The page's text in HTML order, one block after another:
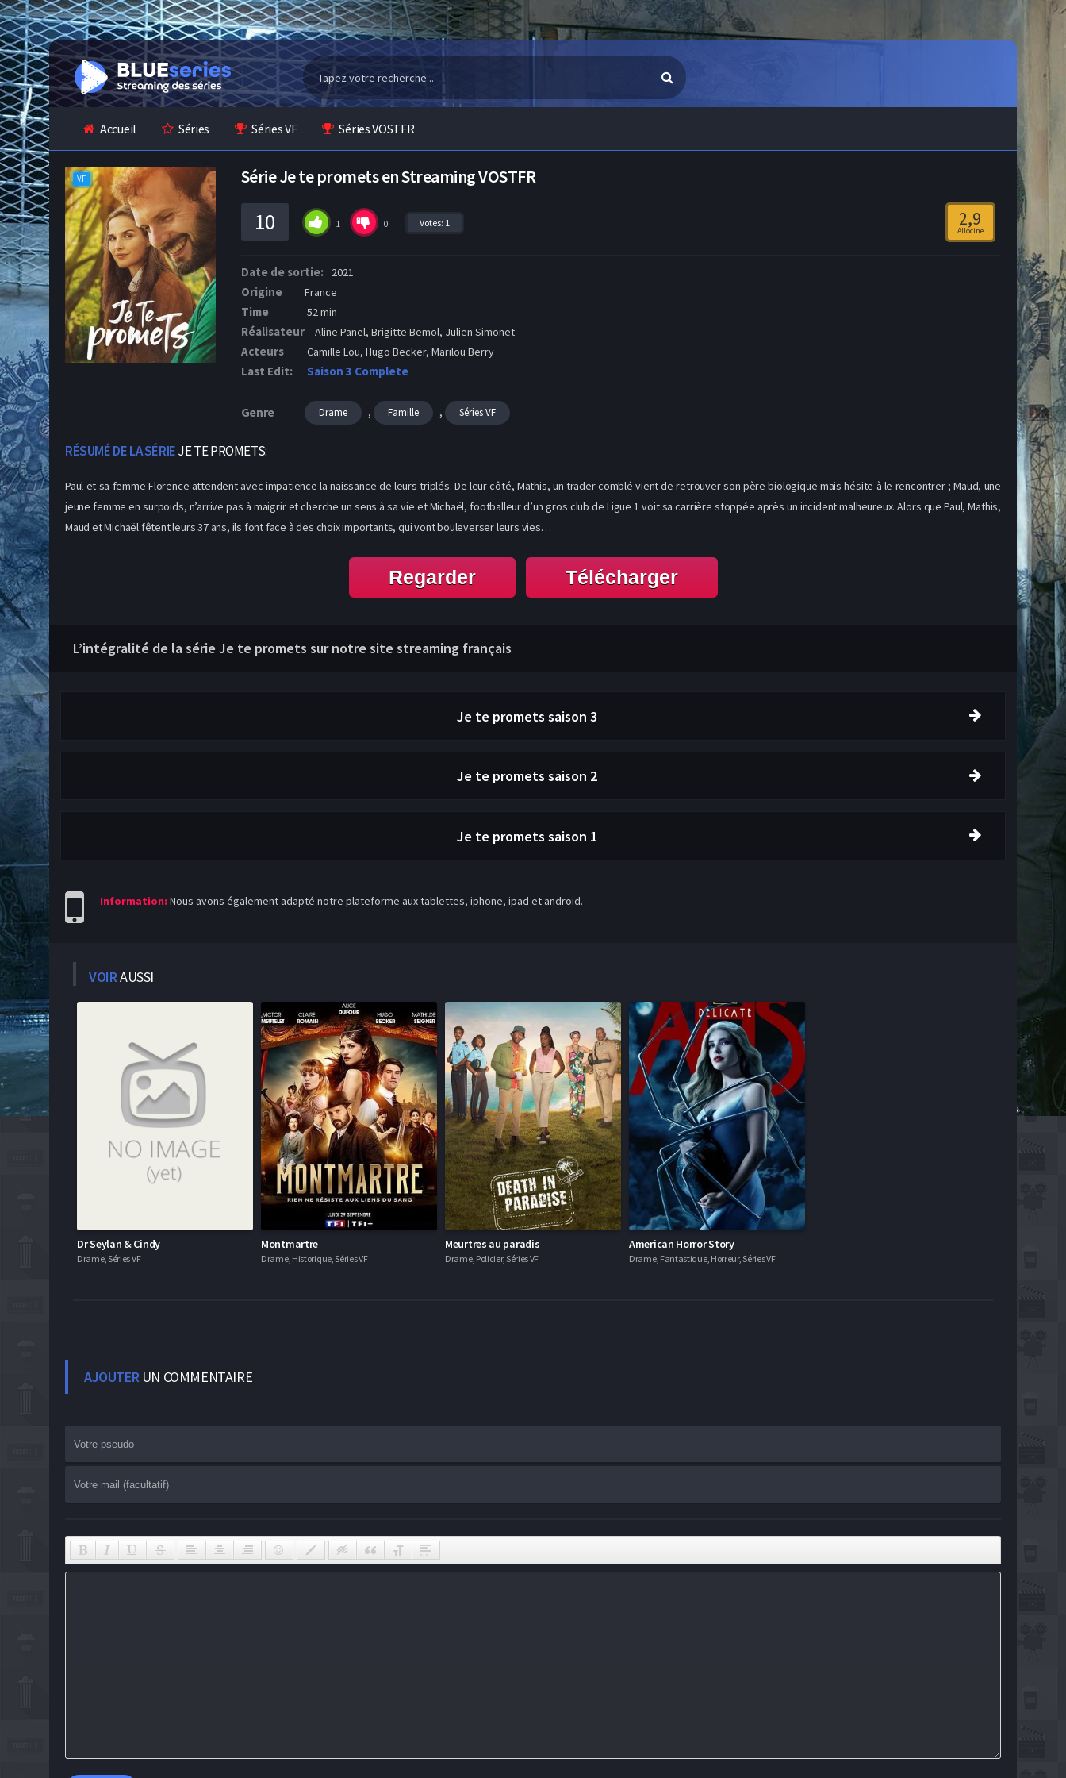
Accueil Séries Séries VF Séries VOSTFR
VF Série Je te promets en Streaming VOSTFR
10 1 0 Votes: 1 2,9
Allocine
Date de sortie: 2021
Origine France
Time 52 min
Réalisateur Aline Panel, Brigitte Bemol, Julien Simonet
Acteurs Camille Lou, Hugo Becker, Marilou Berry
Last Edit: Saison 3 Complete
Genre Drame , Famille , Séries VF
RÉSUMÉ DE LA SÉRIEJE TE PROMETS:
Paul et sa femme Florence attendent avec impatience la naissance de leurs triplés. De leur côté, Mathis, un trader comblé vient de retrouver son père biologique mais hésite à le rencontrer ; Maud, une
jeune femme en surpoids, n’arrive pas à maigrir et cherche un sens à sa vie et Michaël, footballeur d’un gros club de Ligue 1 voit sa carrière stoppée après un incident malheureux. Alors que Paul, Mathis,
Maud et Michaël fêtent leurs 37 ans, ils font face à des choix importants, qui vont bouleverser leurs vies…
Regarder Télécharger
L’intégralité de la série Je te promets sur notre site streaming français
Je te promets saison 3
Je te promets saison 2
Je te promets saison 1
Information: Nous avons également adapté notre plateforme aux tablettes, iphone, ipad et android.
VOIRAUSSI
Dr Seylan & Cindy
Drame, Séries VF
Montmartre
Drame, Historique, Séries VF
Meurtres au paradis
Drame, Policier, Séries VF
American Horror Story
Drame, Fantastique, Horreur, Séries VF
AJOUTERUN COMMENTAIRE